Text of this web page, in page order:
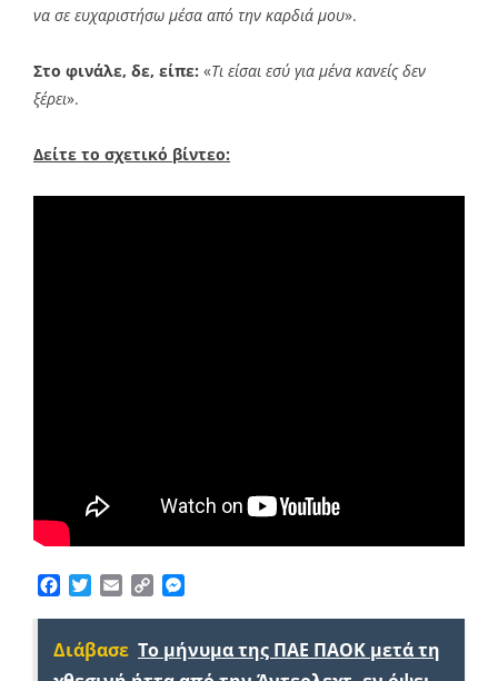
να σε ευχαριστήσω μέσα από την καρδιά μου».
Στο φινάλε, δε, είπε: «Τι είσαι εσύ για μένα κανείς δεν
ξέρει».
Δείτε το σχετικό βίντεο:
Facebook
TwitterEmailCopy
Διάβασε Το μήνυμα της ΠΑΕ ΠΑΟΚ μετά τη